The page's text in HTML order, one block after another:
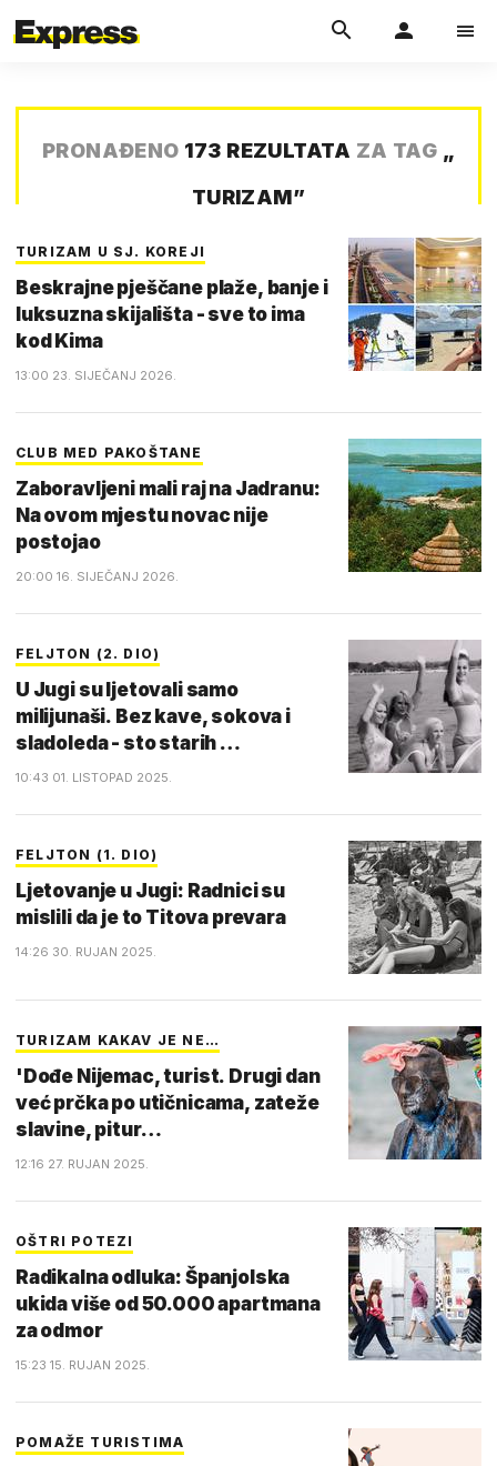
PRONAĐENO 173 REZULTATA ZA TAG „
TURIZAM”
TURIZAM U SJ. KOREJI
Beskrajne pješčane plaže, banje i
luksuzna skijališta - sve to ima
kod Kima
13:00 23. SIJEČANJ 2026.
CLUB MED PAKOŠTANE
Zaboravljeni mali raj na Jadranu:
Na ovom mjestu novac nije
postojao
20:00 16. SIJEČANJ 2026.
FELJTON (2. DIO)
U Jugi su ljetovali samo
milijunaši. Bez kave, sokova i
sladoleda - sto starih …
10:43 01. LISTOPAD 2025.
FELJTON (1. DIO)
Ljetovanje u Jugi: Radnici su
mislili da je to Titova prevara
14:26 30. RUJAN 2025.
TURIZAM KAKAV JE NE…
'Dođe Nijemac, turist. Drugi dan
već prčka po utičnicama, zateže
slavine, pitur…
12:16 27. RUJAN 2025.
OŠTRI POTEZI
Radikalna odluka: Španjolska
ukida više od 50.000 apartmana
za odmor
15:23 15. RUJAN 2025.
POMAŽE TURISTIMA